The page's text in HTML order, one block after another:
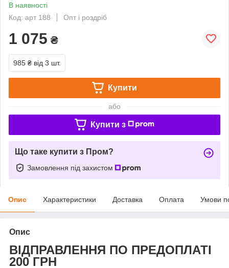
В наявності
Код: арт 188
Опт і роздріб
1 075 ₴
985 ₴ від 3 шт.
Купити
або
Купити з
Що таке купити з Пром?
Замовлення під захистом
Опис Характеристики Доставка Оплата Умови
Опис
ВІДПРАВЛЕННЯ ПО ПРЕДОПЛАТІ
200 ГРН